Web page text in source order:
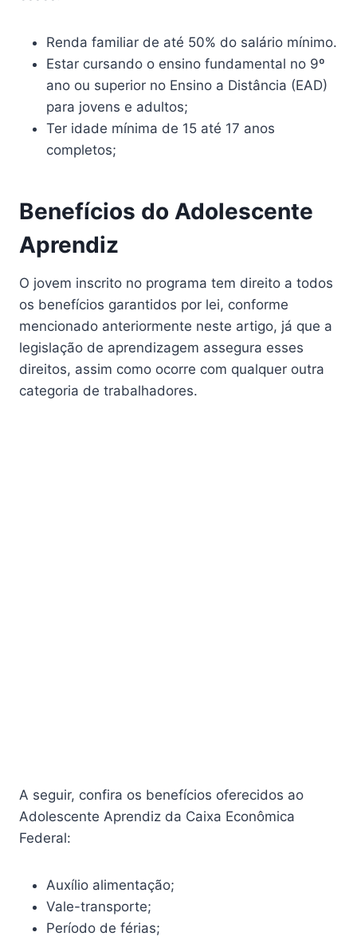
Renda familiar de até 50% do salário mínimo.
Estar cursando o ensino fundamental no 9º
ano ou superior no Ensino a Distância (EAD)
para jovens e adultos;
Ter idade mínima de 15 até 17 anos
completos;
Benefícios do Adolescente
Aprendiz
O jovem inscrito no programa tem direito a todos
os benefícios garantidos por lei, conforme
mencionado anteriormente neste artigo, já que a
legislação de aprendizagem assegura esses
direitos, assim como ocorre com qualquer outra
categoria de trabalhadores.
A seguir, confira os benefícios oferecidos ao
Adolescente Aprendiz da Caixa Econômica
Federal:
Auxílio alimentação;
Vale-transporte;
Período de férias;